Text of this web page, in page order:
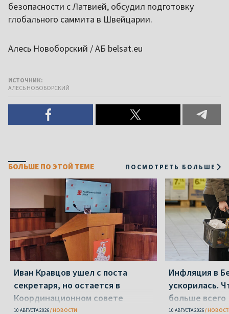
безопасности с Латвией, обсудил подготовку
глобального саммита в Швейцарии.
Алесь Новоборский / АБ belsat.eu
ИСТОЧНИК:
АЛЕСЬ НОВОБОРСКИЙ
БОЛЬШЕ ПО ЭТОЙ ТЕМЕ ПОСМОТРЕТЬ БОЛЬШЕ
Иван Кравцов ушел с поста
секретаря, но остается в
Координационном совете
10 АВГУСТА 2026 НОВОСТИ
Инфляция в
ускорилась.
больше всего
10 АВГУСТА 2026